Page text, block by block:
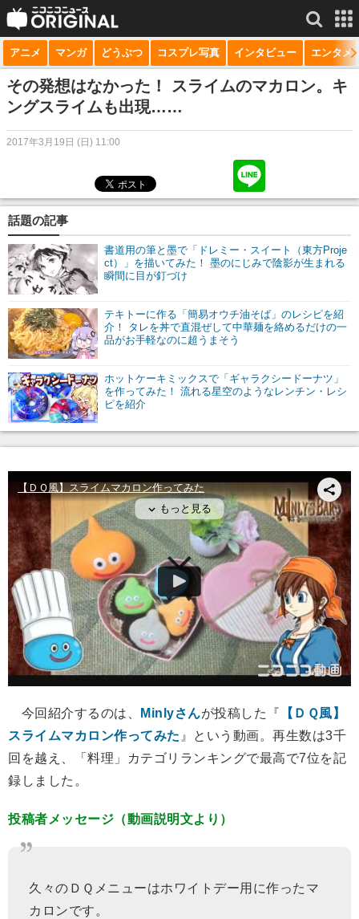
サービス一覧 もっと見る
niconico
動画
生放送
チャンネル
マンガ
ニコニコQ
アニメ マンガ どうぶつ コスプレ写真 インタビュー エンタメ
その発想はなかった！ スライムのマカロン。キ
ングスライムも出現……
2017年3月19日 (日) 11:00
話題の記事
書道用の筆と墨で「ドレミー・スイート（東方Proje
ct）」を描いてみた！ 墨のにじみで陰影が生まれる
瞬間に目が釘づけ
テキトーに作る「簡易オウチ油そば」のレシピを紹
介！ タレを丼で直混ぜして中華麺を絡めるだけの一
品がお手軽なのに超うまそう
ホットケーキミックスで「ギャラクシードーナツ」
を作ってみた！ 流れる星空のようなレンチン・レシ
ピを紹介
今回紹介するのは、 Minlyさんが投稿した『 【ＤＱ風】
スライムマカロン作ってみた 』という動画。再生数は3千
回を越え、「料理」カテゴリランキングで最高で7位を記
録しました。
投稿者メッセージ（動画説明文より）
久々のＤＱメニューはホワイトデー用に作ったマ
カロンです。